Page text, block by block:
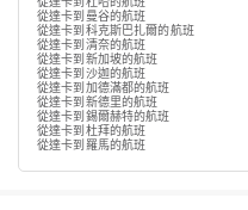
從達卡到曼谷的航班
從達卡到科克斯巴扎爾的航班
從達卡到清奈的航班
從達卡到新加坡的航班
從達卡到沙迦的航班
從達卡到加德滿都的航班
從達卡到新德里的航班
從達卡到錫爾赫特的航班
從達卡到杜拜的航班
從達卡到羅馬的航班